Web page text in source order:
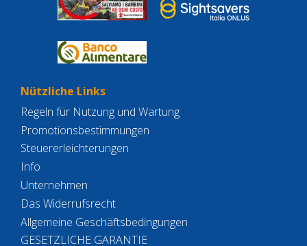
Nützliche Links
Regeln für Nutzung und Wartung
Promotionsbestimmungen
Steuererleichterungen
Info
Unternehmen
Das Widerrufsrecht
Allgemeine Geschäftsbedingungen
GESETZLICHE GARANTIE